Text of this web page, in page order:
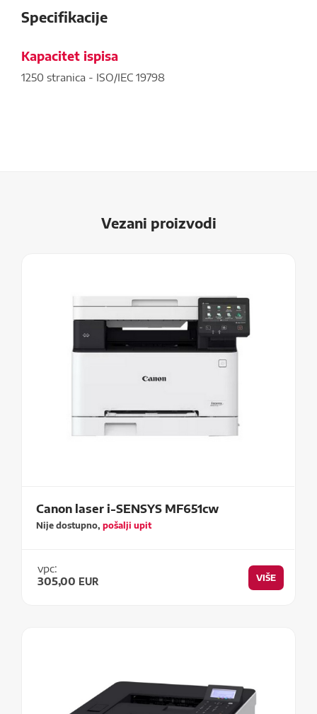
Specifikacije
Kapacitet ispisa
1250 stranica - ISO/IEC 19798
Vezani proizvodi
Canon laser i-SENSYS MF651cw
Nije dostupno,pošalji upit
vpc:
305,00 EUR VIŠE